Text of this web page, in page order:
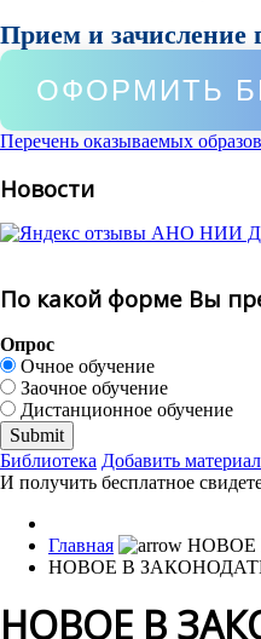
Прием и зачисление
ОФОРМИТЬ
Перечень оказываемых
Новости
По какой форме Вы
Опрос
Очное обучение
Заочное обучение
Дистанционное обучение
Библиотека Добавить
И получить бесплатное
Главная
НОВОЕ В
НОВОЕ В